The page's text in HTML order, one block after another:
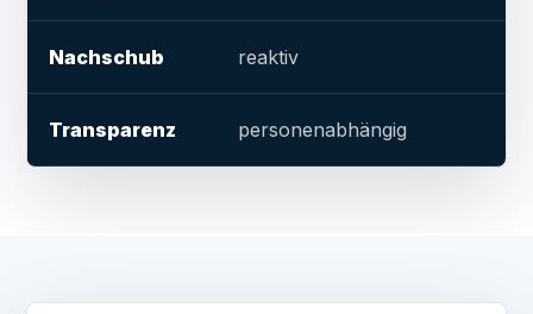
Nachschub reaktiv
Transparenz personenabhängig